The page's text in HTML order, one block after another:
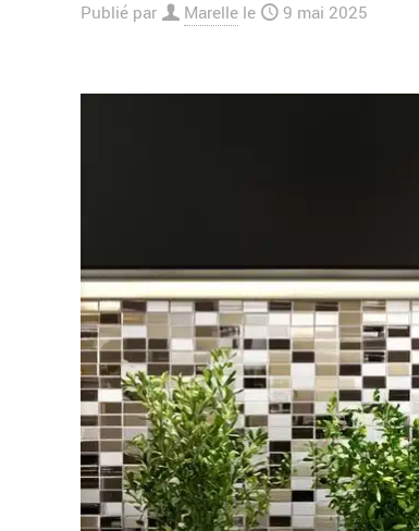
Publié par Marelle le 9 mai 2025